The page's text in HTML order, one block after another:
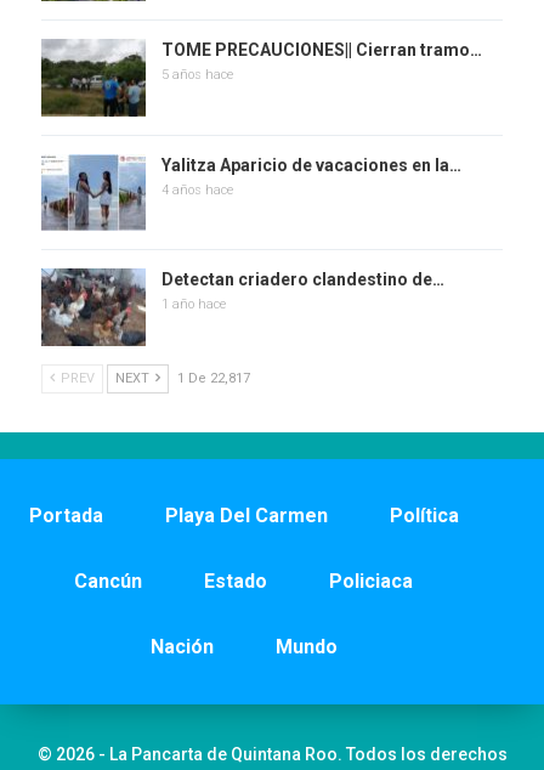
TOME PRECAUCIONES|| Cierran tramo…
5 años hace
Yalitza Aparicio de vacaciones en la…
4 años hace
Detectan criadero clandestino de…
1 año hace
PREV NEXT 1 De 22,817
Portada Playa Del Carmen Política
Cancún Estado Policiaca
Nación Mundo
© 2026 - La Pancarta de Quintana Roo. Todos los derechos